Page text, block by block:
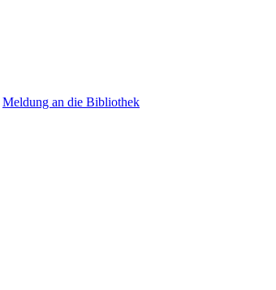
Meldung an die Bibliothek